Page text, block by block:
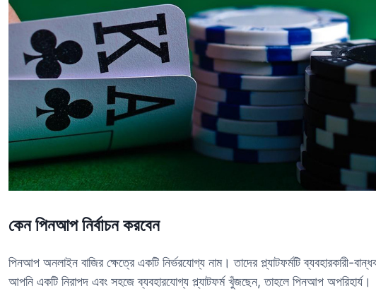
কেন পিনআপ নির্বাচন করবেন
পিনআপ অনলাইন বাজির ক্ষেত্রে একটি নির্ভরযোগ্য নাম। তাদের প্ল্যাটফর্মটি ব্যবহারকারী-
আপনি একটি নিরাপদ এবং সহজে ব্যবহারযোগ্য প্ল্যাটফর্ম খুঁজছেন, তাহলে পিনআপ অপরিহার্য।